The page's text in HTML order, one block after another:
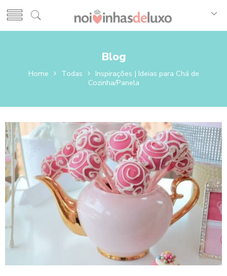
Blog
Home Todas
Inspirações | Ideias para Chá de
Cozinha/Panela